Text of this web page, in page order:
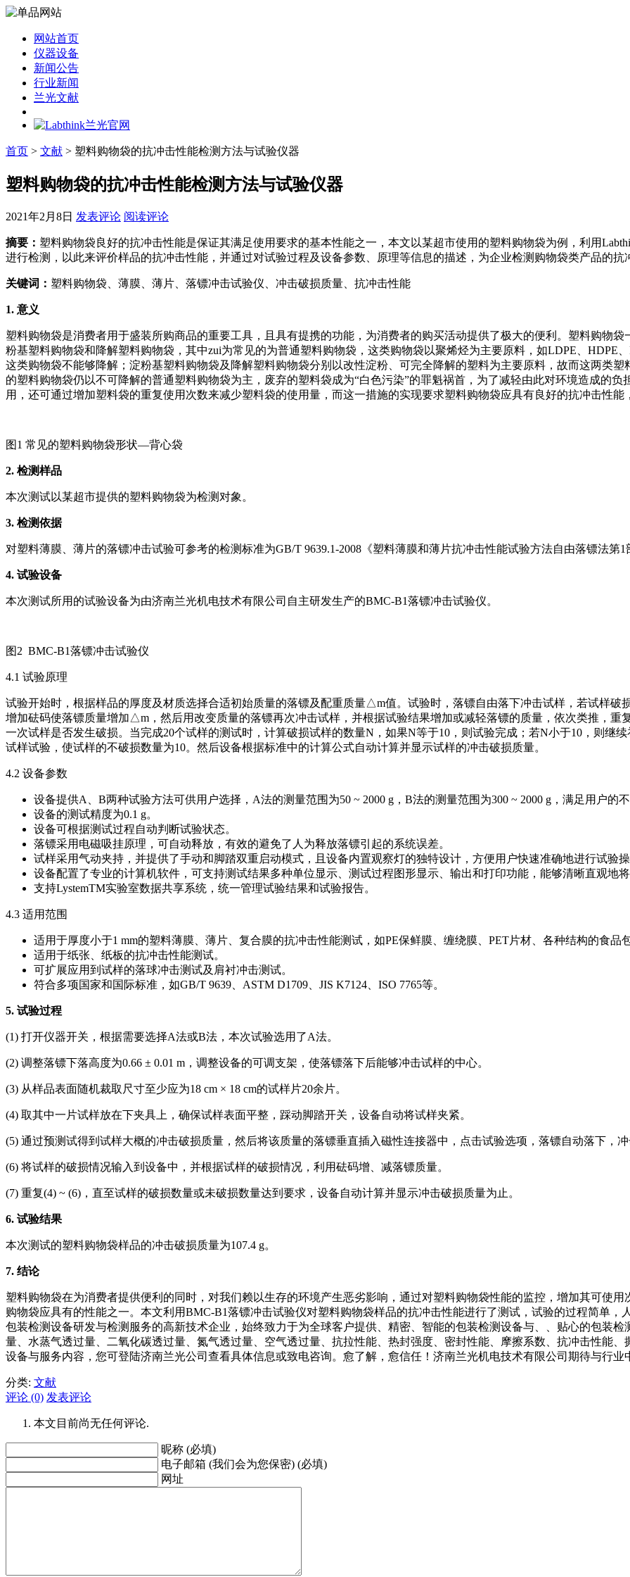
网站首页
仪器设备
新闻公告
行业新闻
兰光文献
首页 > 文献 > 塑料购物袋的抗冲击性能检测方法与试验仪器
塑料购物袋的抗冲击性能检测方法与试验仪器
2021年2月8日 发表评论 阅读评论
摘要： 塑料购物袋良好的抗冲击性能是保证其满足使用要求的基本性能之一，本文以某超市使用的塑料购物袋为例，利用
进行检测，以此来评价样品的抗冲击性能，并通过对试验过程及设备参数、原理等信息的描述，为企业检测购物袋类产品的抗
关键词： 塑料购物袋、薄膜、薄片、落镖冲击试验仪、冲击破损质量、抗冲击性能
1. 意义
塑料购物袋是消费者用于盛装所购商品的重要工具，且具有提携的功能，为消费者的购买活动提供了极大的便利。塑料购物
粉基塑料购物袋和降解塑料购物袋，其中zui为常见的为普通塑料购物袋，这类购物袋以聚烯烃为主要原料，如LDPE、HDPE
这类购物袋不能够降解；淀粉基塑料购物袋及降解塑料购物袋分别以改性淀粉、可完全降解的塑料为主要原料，故而这两类
的塑料购物袋仍以不可降解的普通塑料购物袋为主，废弃的塑料袋成为“白色污染”的罪魁祸首，为了减轻由此对环境造成的
用，还可通过增加塑料袋的重复使用次数来减少塑料袋的使用量，而这一措施的实现要求塑料购物袋应具有良好的抗冲击性
图1 常见的塑料购物袋形状—背心袋
2. 检测样品
本次测试以某超市提供的塑料购物袋为检测对象。
3. 检测依据
对塑料薄膜、薄片的落镖冲击试验可参考的检测标准为GB/T 9639.1-2008《塑料薄膜和薄片抗冲击性能试验方法自由落镖法第1
4. 试验设备
本次测试所用的试验设备为由济南兰光机电技术有限公司自主研发生产的BMC-B1落镖冲击试验仪。
图2 BMC-B1落镖冲击试验仪
4.1 试验原理
试验开始时，根据样品的厚度及材质选择合适初始质量的落镖及配重质量△m值。试验时，落镖自由落下冲击试样，若试样
增加砝码使落镖质量增加△m，然后用改变质量的落镖再次冲击试样，并根据试验结果增加或减轻落镖的质量，依次类推，重
一次试样是否发生破损。当完成20个试样的测试时，计算破损试样的数量N，如果N等于10，则试验完成；若N小于10，则继
试样试验，使试样的不破损数量为10。然后设备根据标准中的计算公式自动计算并显示试样的冲击破损质量。
4.2 设备参数
设备提供A、B两种试验方法可供用户选择，A法的测量范围为50 ~ 2000 g，B法的测量范围为300 ~ 2000 g，满足用户的不
设备的测试精度为0.1 g。
设备可根据测试过程自动判断试验状态。
落镖采用电磁吸挂原理，可自动释放，有效的避免了人为释放落镖引起的系统误差。
试样采用气动夹持，并提供了手动和脚踏双重启动模式，且设备内置观察灯的独特设计，方便用户快速准确地进行试验操
设备配置了专业的计算机软件，可支持测试结果多种单位显示、测试过程图形显示、输出和打印功能，能够清晰直观地将
支持LystemTM实验室数据共享系统，统一管理试验结果和试验报告。
4.3 适用范围
适用于厚度小于1 mm的塑料薄膜、薄片、复合膜的抗冲击性能测试，如PE保鲜膜、缠绕膜、PET片材、各种结构的食品
适用于纸张、纸板的抗冲击性能测试。
可扩展应用到试样的落球冲击测试及肩衬冲击测试。
符合多项国家和国际标准，如GB/T 9639、ASTM D1709、JIS K7124、ISO 7765等。
5. 试验过程
(1) 打开仪器开关，根据需要选择A法或B法，本次试验选用了A法。
(2) 调整落镖下落高度为0.66 ± 0.01 m，调整设备的可调支架，使落镖落下后能够冲击试样的中心。
(3) 从样品表面随机裁取尺寸至少应为18 cm × 18 cm的试样片20余片。
(4) 取其中一片试样放在下夹具上，确保试样表面平整，踩动脚踏开关，设备自动将试样夹紧。
(5) 通过预测试得到试样大概的冲击破损质量，然后将该质量的落镖垂直插入磁性连接器中，点击试验选项，落镖自动落下，冲
(6) 将试样的破损情况输入到设备中，并根据试样的破损情况，利用砝码增、减落镖质量。
(7) 重复(4) ~ (6)，直至试样的破损数量或未破损数量达到要求，设备自动计算并显示冲击破损质量为止。
6. 试验结果
本次测试的塑料购物袋样品的冲击破损质量为107.4 g。
7. 结论
塑料购物袋在为消费者提供便利的同时，对我们赖以生存的环境产生恶劣影响，通过对塑料购物袋性能的监控，增加其可使
购物袋应具有的性能之一。本文利用BMC-B1落镖冲击试验仪对塑料购物袋样品的抗冲击性能进行了测试，试验的过程简单，
包装检测设备研发与检测服务的高新技术企业，始终致力于为全球客户提供、精密、智能的包装检测设备与、、贴心的包装
量、水蒸气透过量、二氧化碳透过量、氮气透过量、空气透过量、抗拉性能、热封强度、密封性能、摩擦系数、抗冲击性能
设备与服务内容，您可登陆济南兰光公司查看具体信息或致电咨询。愈了解，愈信任！济南兰光机电技术有限公司期待与行业
分类: 文献
评论 (0) 发表评论
本文目前尚无任何评论.
昵称 (必填)
电子邮箱 (我们会为您保密) (必填)
网址